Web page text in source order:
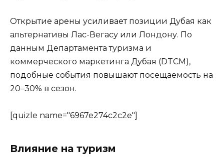
Открытие арены усиливает позиции Дубая как
альтернативы Лас-Вегасу или Лондону. По
данным Департамента туризма и
коммерческого маркетинга Дубая (DTCM),
подобные события повышают посещаемость на
20–30% в сезон.
[quizle name="6967e274c2c2e"]
Влияние на туризм